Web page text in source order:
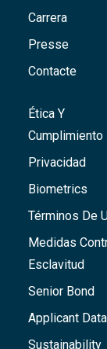
Carrera
Presse
Contacte
Ética Y
Cumplimiento
Privacidad
Biometrics
Términos De
Medidas
Esclavitud
Senior Bond
Applicant Data
Sustainability